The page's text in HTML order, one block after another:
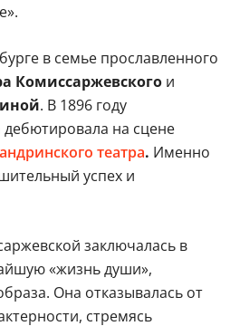
в семье прославленного
Комиссаржевского и
. В 1896 году
на сцене
театра. Именно
успех и
заключалась в
«жизнь души»,
Она отказывалась от
стремясь